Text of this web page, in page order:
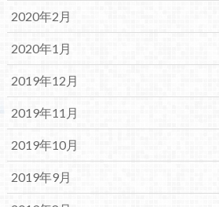
2020年2月
2020年1月
2019年12月
2019年11月
2019年10月
2019年9月